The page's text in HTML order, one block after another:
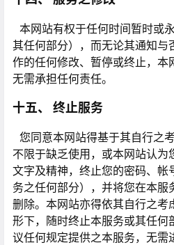
本网站有权于任何时间暂时或
其任何部分），而无论其通知与
作的任何修改、暂停或终止，本
无需承担任何责任。
十五、 终止服务
您同意本网站得基于其自行之
不限于缺乏使用，或本网站认为
文字及精神，终止您的密码、帐
务之任何部分），并将您在本服
删除。本网站亦得依其自行之考
形下，随时终止本服务或其任何
议任何规定提供之本服务，无需